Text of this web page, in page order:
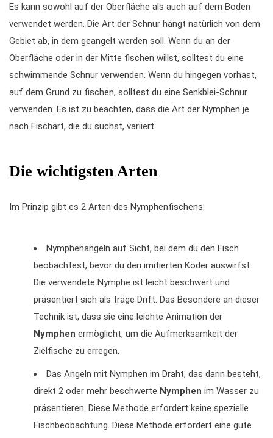
Es kann sowohl auf der Oberfläche als auch auf dem Boden
verwendet werden. Die Art der Schnur hängt natürlich von dem
Gebiet ab, in dem geangelt werden soll. Wenn du an der
Oberfläche oder in der Mitte fischen willst, solltest du eine
schwimmende Schnur verwenden. Wenn du hingegen vorhast,
auf dem Grund zu fischen, solltest du eine Senkblei-Schnur
verwenden. Es ist zu beachten, dass die Art der Nymphen je
nach Fischart, die du suchst, variiert.
Die wichtigsten Arten
Im Prinzip gibt es 2 Arten des Nymphenfischens:
Nymphenangeln auf Sicht, bei dem du den Fisch
beobachtest, bevor du den imitierten Köder auswirfst.
Die verwendete Nymphe ist leicht beschwert und
präsentiert sich als träge Drift. Das Besondere an dieser
Technik ist, dass sie eine leichte Animation der
Nymphen ermöglicht, um die Aufmerksamkeit der
Zielfische zu erregen.
Das Angeln mit Nymphen im Draht, das darin besteht,
direkt 2 oder mehr beschwerte Nymphen im Wasser zu
präsentieren. Diese Methode erfordert keine spezielle
Fischbeobachtung. Diese Methode erfordert eine gute